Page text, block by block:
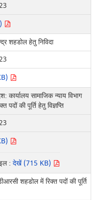
शहडोल हेतु निविदा
कार्यालय सामाजिक न्याय विभाग
पदों की पूर्ति हेतु विज्ञप्ति
: देखें (715 KB)
शहडोल में रिक्त पदों की पूर्ति